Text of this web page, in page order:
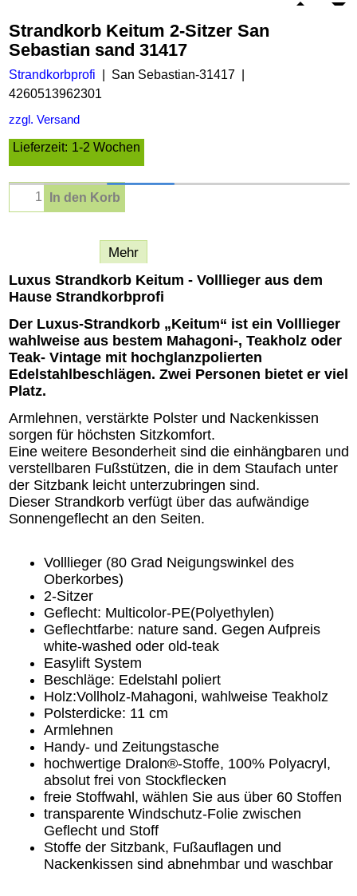
Strandkorb Keitum 2-Sitzer San
Sebastian sand 31417
Strandkorbprofi
San Sebastian-31417
4260513962301
zzgl. Versand
Lieferzeit: 1-2 Wochen
In den Korb
Mehr
Luxus Strandkorb Keitum - Volllieger aus dem
Hause Strandkorbprofi
Der Luxus-Strandkorb „Keitum“ ist ein Volllieger
wahlweise aus bestem Mahagoni-, Teakholz oder
Teak- Vintage mit hochglanzpolierten
Edelstahlbeschlägen. Zwei Personen bietet er viel
Platz.
Armlehnen, verstärkte Polster und Nackenkissen
sorgen für höchsten Sitzkomfort.
Eine weitere Besonderheit sind die einhängbaren und
verstellbaren Fußstützen, die in dem Staufach unter
der Sitzbank leicht unterzubringen sind.
Dieser Strandkorb verfügt über das aufwändige
Sonnengeflecht an den Seiten.
Volllieger (80 Grad Neigungswinkel des
Oberkorbes)
2-Sitzer
Geflecht: Multicolor-PE(Polyethylen)
Geflechtfarbe: nature sand. Gegen Aufpreis
white-washed oder old-teak
Easylift System
Beschläge: Edelstahl poliert
Holz:Vollholz-Mahagoni, wahlweise Teakholz
Polsterdicke: 11 cm
Armlehnen
Handy- und Zeitungstasche
hochwertige Dralon®-Stoffe, 100% Polyacryl,
absolut frei von Stockflecken
freie Stoffwahl, wählen Sie aus über 60 Stoffen
transparente Windschutz-Folie zwischen
Geflecht und Stoff
Stoffe der Sitzbank, Fußauflagen und
Nackenkissen sind abnehmbar und waschbar